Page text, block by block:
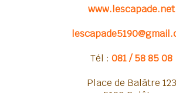
www.lescapade.net
Tél : 081 / 58 85 08
Place de Balâtre 123